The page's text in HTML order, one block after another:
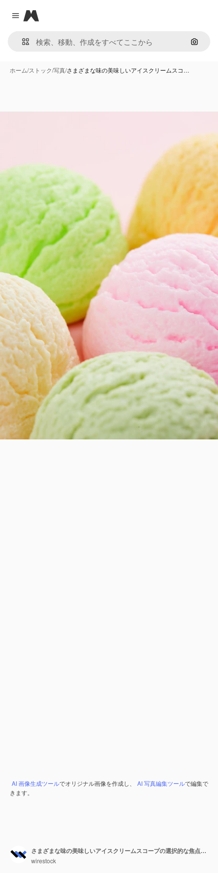
Close menu
Magnific
画像で
ホーム/ストック/写真/さまざまな味の美味しいアイスクリームスコ…
AI 画像生成ツールでオリジナル画像を作成し、 AI 写真編集ツールで編集で
きます。
さまざまな味の美味しいアイスクリームスコープの選択的な焦点ショット
wirestock